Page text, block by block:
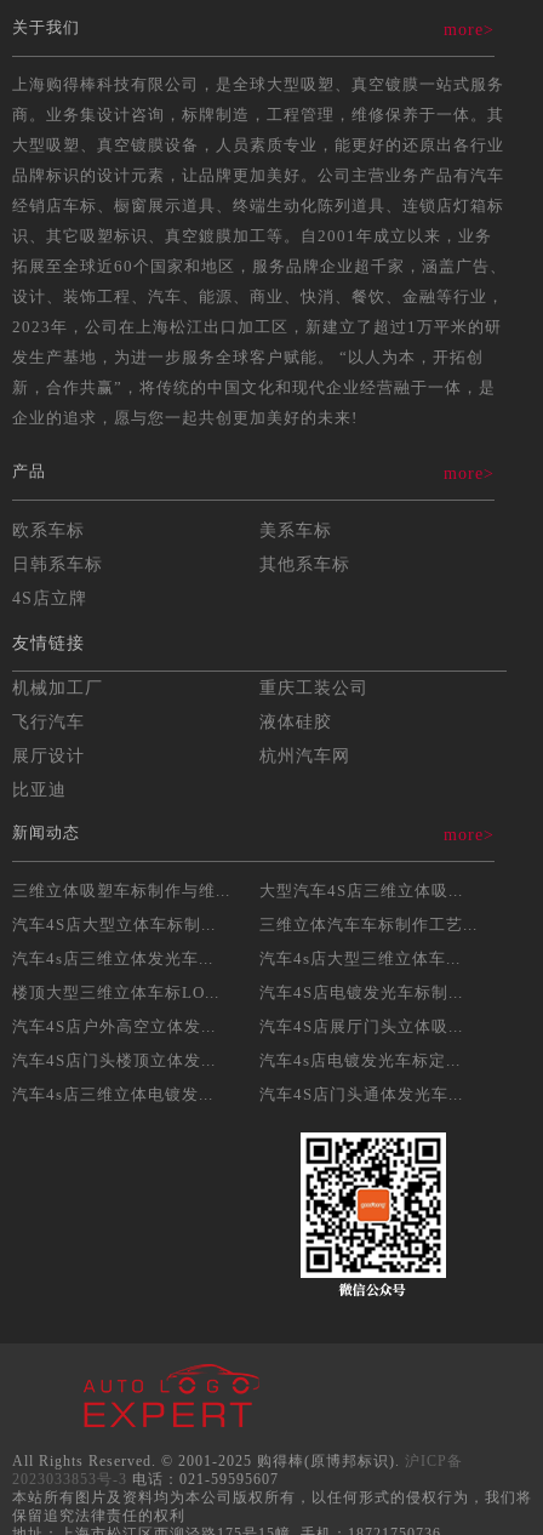
关于我们 more>
上海购得棒科技有限公司，是全球大型吸塑、真空镀膜一站式服务
商。业务集设计咨询，标牌制造，工程管理，维修保养于一体。其
大型吸塑、真空镀膜设备，人员素质专业，能更好的还原出各行业
品牌标识的设计元素，让品牌更加美好。公司主营业务产品有汽车
经销店车标、橱窗展示道具、终端生动化陈列道具、连锁店灯箱标
识、其它吸塑标识、真空鍍膜加工等。自2001年成立以来，业务
拓展至全球近60个国家和地区，服务品牌企业超千家，涵盖广告、
设计、装饰工程、汽车、能源、商业、快消、餐饮、金融等行业，
2023年，公司在上海松江出口加工区，新建立了超过1万平米的研
发生产基地，为进一步服务全球客户赋能。 “以人为本，开拓创
新，合作共赢”，将传统的中国文化和现代企业经营融于一体，是
企业的追求，愿与您一起共创更加美好的未来!
产品 more>
欧系车标
美系车标
日韩系车标
其他系车标
4S店立牌
友情链接
机械加工厂
重庆工装公司
飞行汽车
液体硅胶
展厅设计
杭州汽车网
比亚迪
新闻动态 more>
三维立体吸塑车标制作与维...
大型汽车4S店三维立体吸...
汽车4S店大型立体车标制...
三维立体汽车车标制作工艺...
汽车4s店三维立体发光车...
汽车4s店大型三维立体车...
楼顶大型三维立体车标LO...
汽车4S店电镀发光车标制...
汽车4S店户外高空立体发...
汽车4S店展厅门头立体吸...
汽车4S店门头楼顶立体发...
汽车4s店电镀发光车标定...
汽车4s店三维立体电镀发...
汽车4S店门头通体发光车...
All Rights Reserved. © 2001-2025 购得棒(原博邦标识). 沪ICP备
2023033853号-3 电话：021-59595607
本站所有图片及资料均为本公司版权所有，以任何形式的侵权行为，我们将
保留追究法律责任的权利